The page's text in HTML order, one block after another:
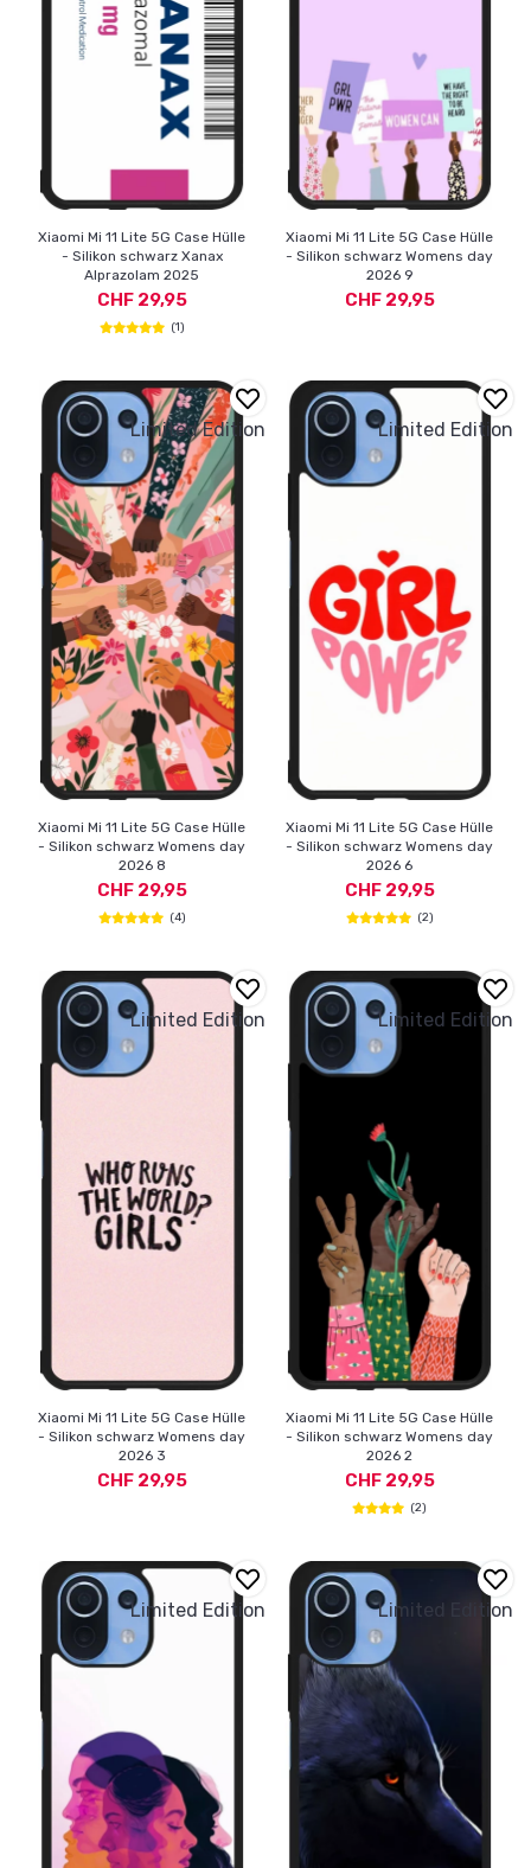
Xiaomi Mi 11 Lite 5G Case Hülle
- Silikon schwarz Xanax
Alprazolam 2025
CHF 29,95
(1)
Xiaomi Mi 11 Lite 5G Case Hülle
- Silikon schwarz Womens day
2026 9
CHF 29,95
Xiaomi Mi 11 Lite 5G Case Hülle
- Silikon schwarz Womens day
2026 8
CHF 29,95
(4)
Limited Edition
Xiaomi Mi 11 Lite 5G Case Hülle
- Silikon schwarz Womens day
2026 6
CHF 29,95
(2)
Limited Edition
Xiaomi Mi 11 Lite 5G Case Hülle
- Silikon schwarz Womens day
2026 3
CHF 29,95
Limited Edition
Xiaomi Mi 11 Lite 5G Case Hülle
- Silikon schwarz Womens day
2026 2
CHF 29,95
(2)
Limited Edition
Limited Edition Limited Edition